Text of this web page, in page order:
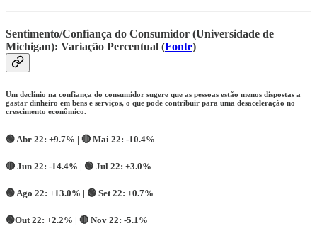
Sentimento/Confiança do Consumidor (Universidade de
Michigan): Variação Percentual (Fonte)
Um declínio na confiança do consumidor sugere que as pessoas estão menos dispostas a
gastar dinheiro em bens e serviços, o que pode contribuir para uma desaceleração no
crescimento econômico.
🟢Abr 22: +9.7% | 🔴 Mai 22: -10.4%
🔴 Jun 22: -14.4% | 🟢 Jul 22: +3.0%
🟢Ago 22: +13.0% | 🟢 Set 22: +0.7%
🟢Out 22: +2.2% | 🔴 Nov 22: -5.1%